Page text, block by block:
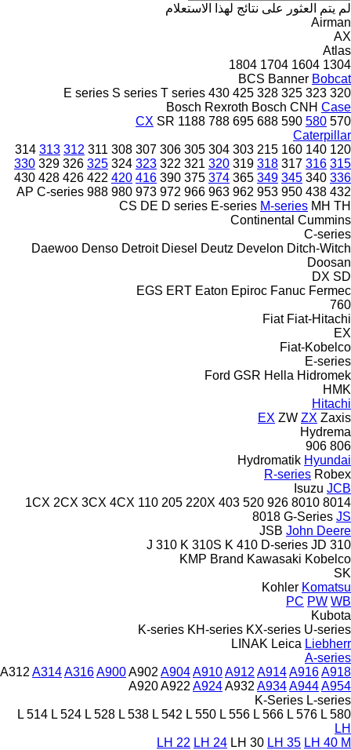
لم يتم العثور على نتائج لهذا الاستعلام
Airman
AX
Atlas
1304
1604
1704
1804
BCS Banner Bobcat
320
323
325
328
425
430
E series S series T series
Bosch Rexroth Bosch CNH Case
570
580
590
688
695
788
1188
CX SR
Caterpillar
120
140
160
215
303
304
305
306
307
308
311
312
313
314
315
316
317
318
319
320
321
322
323
324
325
326
329
330
336
340
345
349
365
374
375
390
416
420
422
426
428
430
432
438
950
953
962
963
966
972
973
980
988
AP C-series
CS DE D series E-series M-series MH TH
Continental Cummins
C-series
Daewoo Denso Detroit Diesel Deutz Develon Ditch-Witch
Doosan
DX SD
EGS ERT Eaton Epiroc Fanuc Fermec
760
Fiat Fiat-Hitachi
EX
Fiat-Kobelco
E-series
Ford GSR Hella Hidromek
HMK
Hitachi
EX ZW ZX Zaxis
Hydrema
806
906
Hydromatik Hyundai
R-series Robex
Isuzu JCB
1CX 2CX 3CX 4CX 110 205 220X 403 520 926 8010 8014
8018 G-Series JS
JSB John Deere
310 J
310 K 310S K 410 D-series JD
KMP Brand Kawasaki Kobelco
SK
Kohler Komatsu
PC PW WB
Kubota
K-series KH-series KX-series U-series
LINAK Leica Liebherr
A-series
A312 A314A316A900A902 A904A910A912 A914A916A918
A920A922 A924A932 A934A944A954
K-Series L-series
L 514 L 524 L 528 L 538 L 542 L 550 L 556 L 566 L 576 L 580
LH
LH 22 LH 24 LH 30 LH 35 LH 40 M